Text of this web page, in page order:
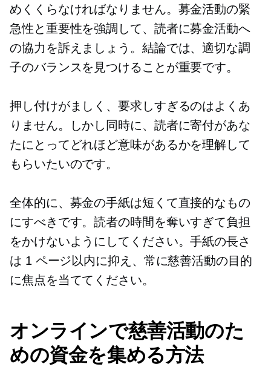
めくくらなければなりません。募金活動の緊
急性と重要性を強調して、読者に募金活動へ
の協力を訴えましょう。結論では、適切な調
子のバランスを見つけることが重要です。
押し付けがましく、要求しすぎるのはよくあ
りません。しかし同時に、読者に寄付があな
たにとってどれほど意味があるかを理解して
もらいたいのです。
全体的に、募金の手紙は短くて直接的なもの
にすべきです。読者の時間を奪いすぎて負担
をかけないようにしてください。手紙の長さ
は 1 ページ以内に抑え、常に慈善活動の目的
に焦点を当ててください。
オンラインで慈善活動のた
めの資金を集める方法